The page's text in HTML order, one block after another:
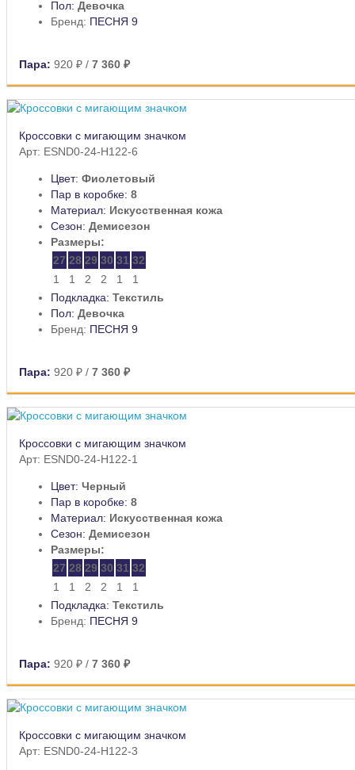
Пол: Девочка
Бренд: ПЕСНЯ 9
Пара: 920 ₽ / 7 360 ₽
Кроссовки с мигающим значком
Арт: ESND0-24-H122-6
Цвет: Фиолетовый
Пар в коробке: 8
Материал: Искусственная кожа
Сезон: Демисезон
Размеры:
27 28 29 30 31 32
1
1 2 2 1
1
Подкладка: Текстиль
Пол: Девочка
Бренд: ПЕСНЯ 9
Пара: 920 ₽ / 7 360 ₽
Кроссовки с мигающим значком
Арт: ESND0-24-H122-1
Цвет: Черный
Пар в коробке: 8
Материал: Искусственная кожа
Сезон: Демисезон
Размеры:
27 28 29 30 31 32
1
1 2 2 1
1
Подкладка: Текстиль
Бренд: ПЕСНЯ 9
Пара: 920 ₽ / 7 360 ₽
Кроссовки с мигающим значком
Арт: ESND0-24-H122-3